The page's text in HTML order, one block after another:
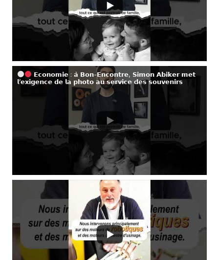
𝗘𝗰𝗼𝗻𝗼𝗺𝗶𝗲 : 𝗮̀ 𝗕𝗼𝗻-𝗘𝗻𝗰𝗼𝗻𝘁𝗿𝗲, 𝗦𝗶𝗺𝗼𝗻 𝗔𝗯𝗶𝗸𝗲𝗿 𝗺𝗲𝘁
𝗹’𝗲𝘅𝗶𝗴𝗲𝗻𝗰𝗲 𝗱𝗲 𝗹𝗮 𝗽𝗵𝗼𝘁𝗼 𝗮𝘂 𝘀𝗲𝗿𝘃𝗶𝗰𝗲 𝗱𝗲𝘀 𝘀𝗼𝘂𝘃𝗲𝗻𝗶𝗿𝘀